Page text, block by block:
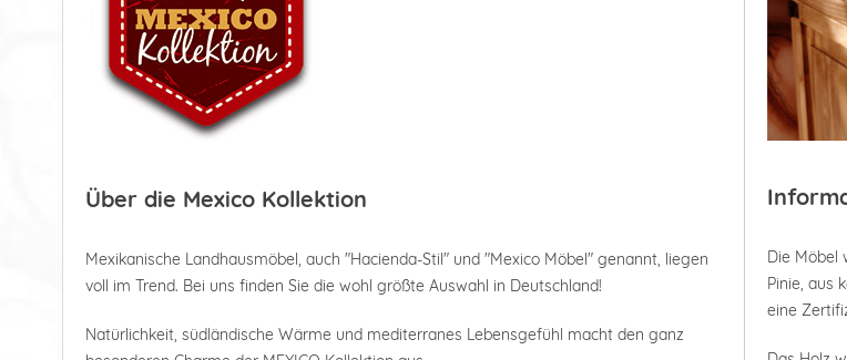
Über die Mexico Kollektion
Mexikanische Landhausmöbel, auch "Hacienda-Stil" und "Mexico Möbel" genannt, liegen
voll im Trend. Bei uns finden Sie die wohl größte Auswahl in Deutschland!
Natürlichkeit, südländische Wärme und mediterranes Lebensgefühl macht den ganz
Die Möbel
Pinie, aus
eine